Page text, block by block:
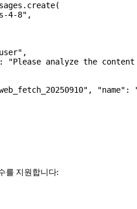
4-8" ,
,
: "Please analyze the
, "name" :
를 지원합니다: